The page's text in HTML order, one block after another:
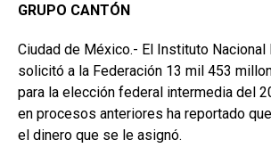
GRUPO CANTÓN
Ciudad de México.- El Instituto Nacional
solicitó a la Federación 13 mil 453
para la elección federal intermedia del
en procesos anteriores ha reportado
el dinero que se le asignó.